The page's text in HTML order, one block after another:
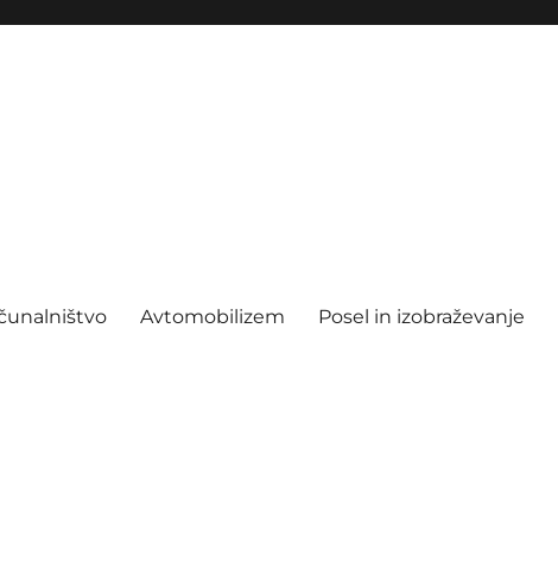
Avtomobilizem Posel in izobraževanje